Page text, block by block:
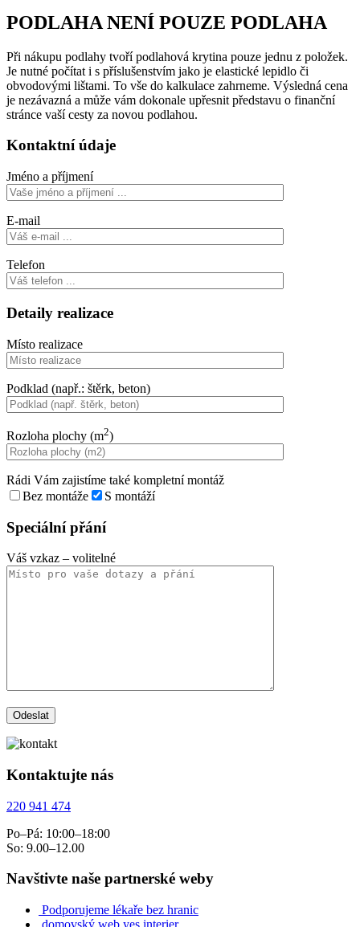
PODLAHA NENÍ POUZE PODLAHA
Při nákupu podlahy tvoří podlahová krytina pouze jednu z položek.
Je nutné počítat i s příslušenstvím jako je elastické lepidlo či
obvodovými lištami. To vše do kalkulace zahrneme. Výsledná cena
je nezávazná a může vám dokonale upřesnit představu o finanční
stránce vaší cesty za novou podlahou.
Kontaktní údaje
Jméno a příjmení
E-mail
Telefon
Detaily realizace
Místo realizace
Podklad (např.: štěrk, beton)
Rozloha plochy (m2)
Rádi Vám zajistíme také kompletní montáž
Bez montáže
S montáží
Speciální přání
Váš vzkaz – volitelné
Kontaktujte nás
220 941 474
Po–Pá: 10:00–18:00
So: 9.00–12.00
Navštivte naše partnerské weby
Podporujeme lékaře bez hranic